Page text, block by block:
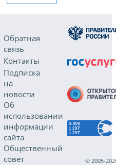
Обратная
связь
Контакты
Подписка
на
новости
Об
использовании
информации
сайта
Общественный
совет
© 2005-